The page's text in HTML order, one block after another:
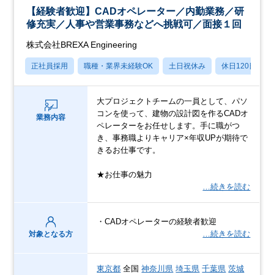
【経験者歓迎】CADオペレーター／内勤業務／研
修充実／人事や営業事務などへ挑戦可／面接１回
株式会社BREXA Engineering
正社員採用 職種・業界未経験OK 土日祝休み 休日120日以上
業務内容
大プロジェクトチームの一員として、パソ
コンを使って、建物の設計図を作るCADオ
ペレーターをお任せします。手に職がつ
き、事務職よりキャリア×年収UPが期待で
きるお仕事です。
★お仕事の魅力
…続きを読む
対象となる方
・CADオペレーターの経験者歓迎
…続きを読む
東京都 全国神奈川県 埼玉県 千葉県 茨城